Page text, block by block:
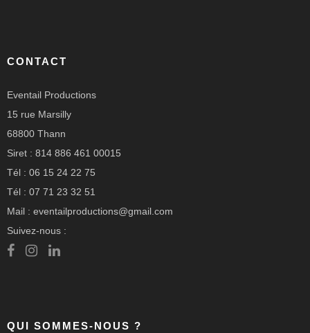
CONTACT
Eventail Productions
15 rue Marsilly
68800 Thann
Siret : 814 886 461 00015
Tél : 06 15 24 22 75
Tél : 07 71 23 32 51
Mail : eventailproductions@gmail.com
Suivez-nous :
QUI SOMMES-NOUS ?